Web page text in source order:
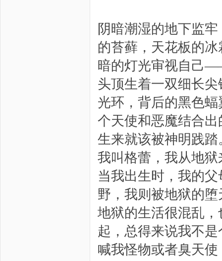
阴暗潮湿的地下监
的苔藓，天花板的
暗的灯光审视自己
头顶生着一双细长
光环，背后的黑色
个天使和恶魔结合出
生来就该被神明践踏
我叫格蕾，我从地
当我出生时，我的
野，我则被地狱的
地狱的生活很混乱
起，总得来说我不
喊我怪物或者臭天